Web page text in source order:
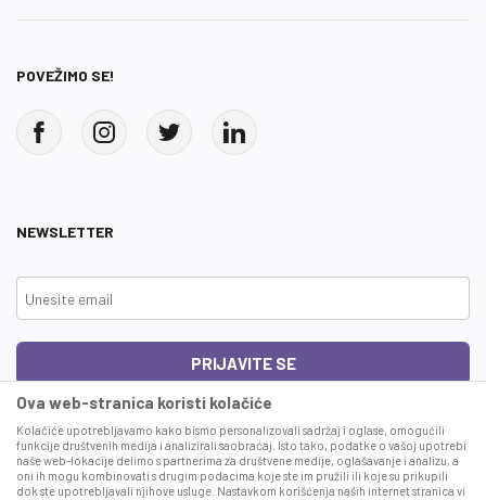
POVEŽIMO SE!
NEWSLETTER
PRIJAVITE SE
This site is protected by reCAPTCHA and the GooglePrivacy Policy andTerms
of Serviceapply.
Ova web-stranica koristi kolačiće
Kolačiće upotrebljavamo kako bismo personalizovali sadržaj i oglase, omogućili
funkcije društvenih medija i analizirali saobraćaj. Isto tako, podatke o vašoj upotrebi
naše web-lokacije delimo s partnerima za društvene medije, oglašavanje i analizu, a
oni ih mogu kombinovati s drugim podacima koje ste im pružili ili koje su prikupili
dok ste upotrebljavali njihove usluge. Nastavkom korišćenja naših internet stranica vi